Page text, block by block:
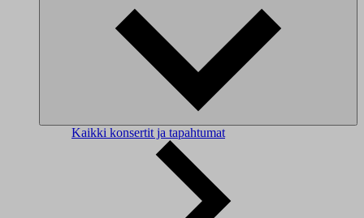
Kaikki konsertit ja tapahtumat